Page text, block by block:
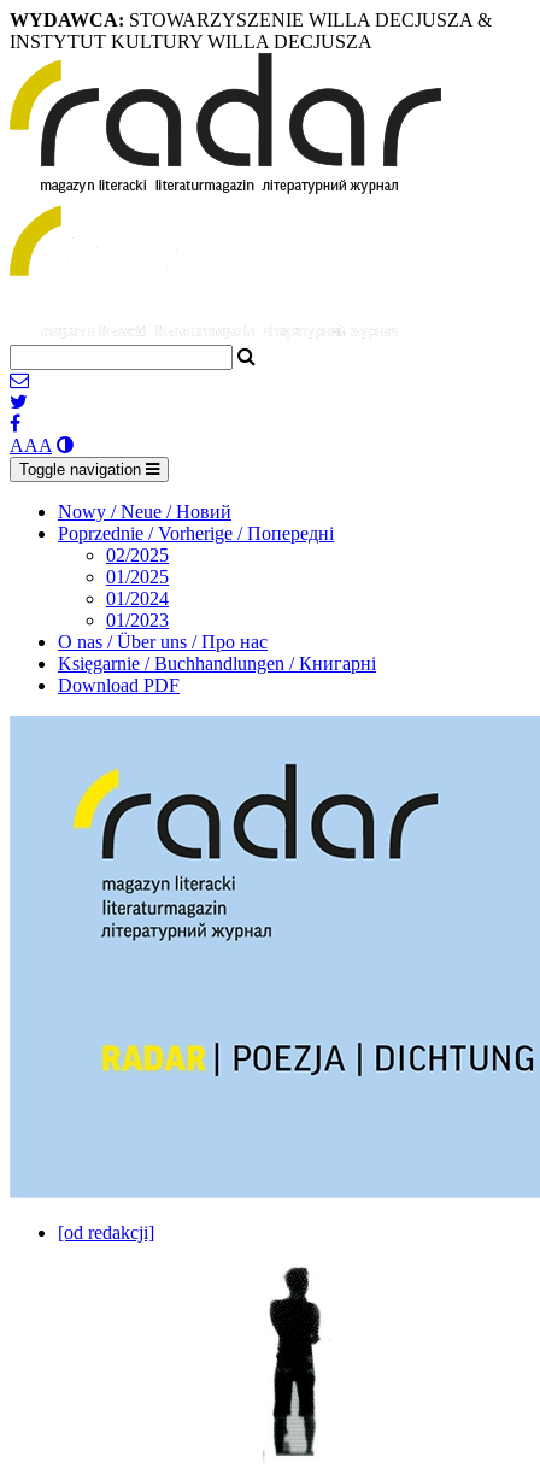
WYDAWCA: STOWARZYSZENIE WILLA DECJUSZA &
INSTYTUT KULTURY WILLA DECJUSZA
AAA
Toggle navigation
Nowy / Neue / Новий
Poprzednie / Vorherige / Попередні
02/2025
01/2025
01/2024
01/2023
O nas / Über uns / Про нас
Księgarnie / Buchhandlungen / Книгарні
Download PDF
[od redakcji]